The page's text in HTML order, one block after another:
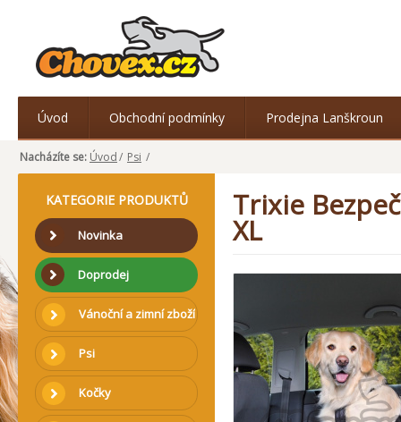
Úvod Obchodní podmínky Prodejna Lanškroun
Nacházíte se: Úvod/ Psi /
KATEGORIE PRODUKTŮ
Novinka
Doprodej
Vánoční a zimní zboží
Psi
Kočky
Trixie
XL